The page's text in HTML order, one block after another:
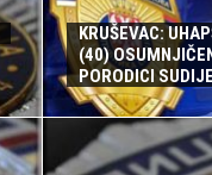
KRUŠEVAC:
(40)
PORODICI SUDIJE